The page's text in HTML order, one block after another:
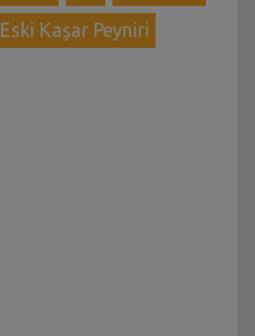
Eski Kaşar Peyniri